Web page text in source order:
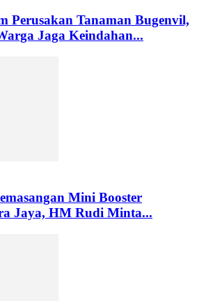
Perusakan Tanaman Bugenvil,
Jaga Keindahan...
Mini Booster
Jaya, HM Rudi Minta...